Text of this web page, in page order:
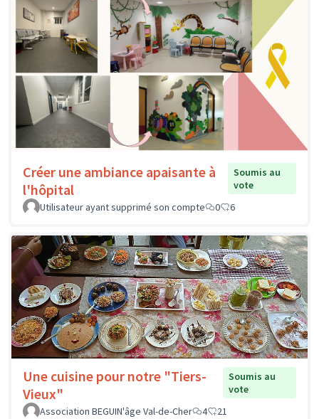
Créer une ambiance apaisante à
l'hôpital
Soumis au
vote
Utilisateur ayant supprimé son compte
0 6
Une cuisine pour notre "Tiers-
Vieux"
Soumis au
vote
Association BEGUIN'âge Val-de-Cher
4 21